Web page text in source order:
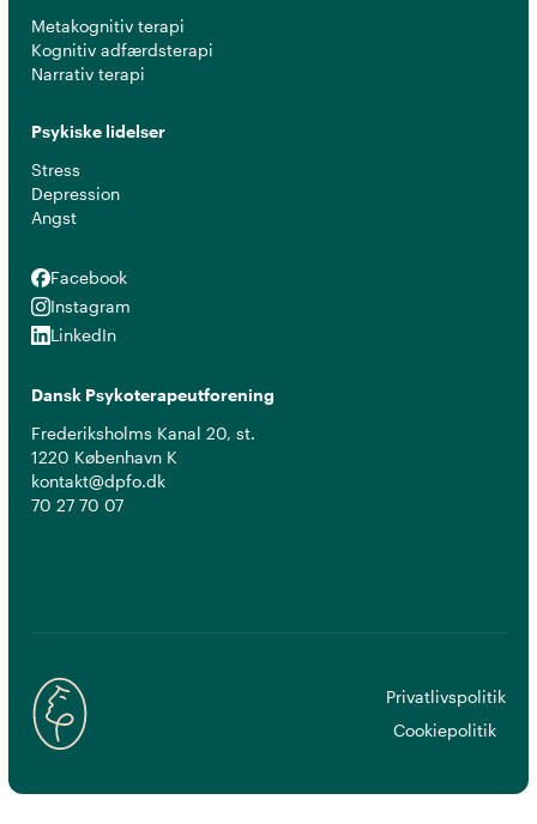
Metakognitiv terapi
Kognitiv adfærdsterapi
Narrativ terapi
Psykiske lidelser
Stress
Depression
Angst
Facebook
Facebook
Instagram
Instagram
LinkedIn
LinkedIn
Dansk Psykoterapeutforening
Frederiksholms Kanal 20, st.
1220 København K
kontakt@dpfo.dk
70 27 70 07
Privatlivspolitik
Cookiepolitik